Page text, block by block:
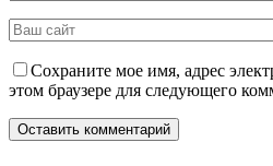
Сохраните мое имя, адрес
этом браузере для следующего